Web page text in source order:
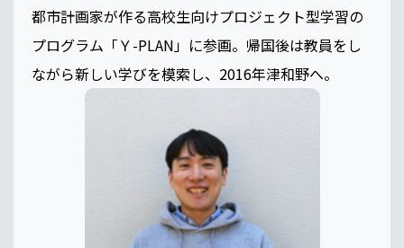
都市計画家が作る高校生向けプロジェクト型学習の
プログラム「Ｙ-PLAN」に参画。帰国後は教員をし
ながら新しい学びを模索し、2016年津和野へ。